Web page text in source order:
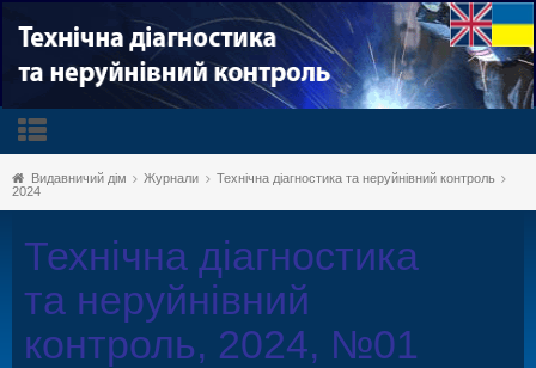
Видавничий дім Журнали
Технічна діагностика та неруйнівний контроль
2024
Технічна діагностика
та неруйнівний
контроль, 2024, №01